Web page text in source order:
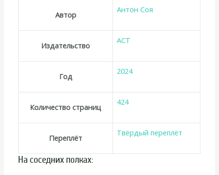
Автор
Антон Соя
Издательство
АСТ
Год
2024
Количество страниц
424
Переплёт
Твёрдый переплёт
На соседних полках: